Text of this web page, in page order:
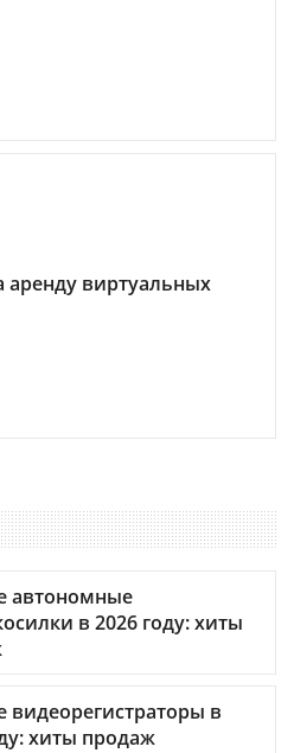
аренду виртуальных
автономные
в 2026 году: хиты
в
хиты продаж